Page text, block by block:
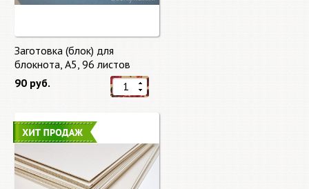
Заготовка (блок) для
блокнота, А5, 96 листов
90 руб.